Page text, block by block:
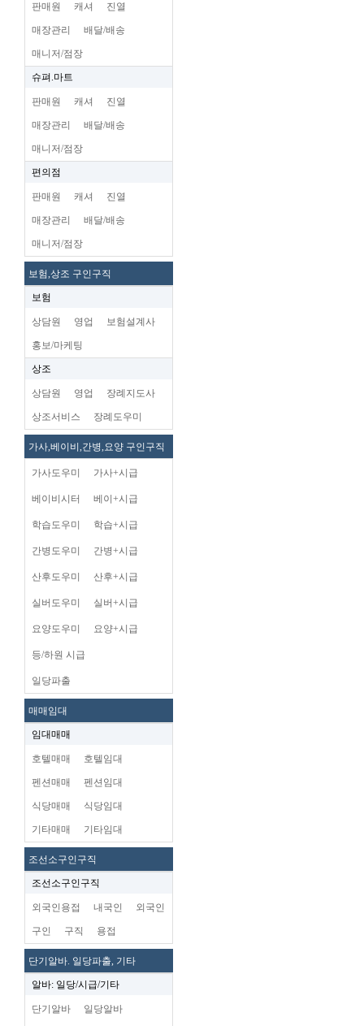
판매원 캐셔 진열
매장관리 배달/배송
매니저/점장
슈펴.마트
판매원 캐셔 진열
매장관리 배달/배송
매니저/점장
편의점
판매원 캐셔 진열
매장관리 배달/배송
매니저/점장
보험,상조 구인구직
보험
상담원 영업 보험설계사
홍보/마케팅
상조
상담원 영업 장례지도사
상조서비스 장례도우미
가사,베이비,간병,요양 구인구직
가사도우미 가사+시급
베이비시터 베이+시급
학습도우미 학습+시급
간병도우미 간병+시급
산후도우미 산후+시급
실버도우미 실버+시급
요양도우미 요양+시급
등/하원 시급
일당파출
매매임대
임대매매
호텔매매 호텔임대
펜션매매 펜션임대
식당매매 식당임대
기타매매 기타임대
조선소구인구직
조선소구인구직
외국인용접 내국인 외국인
구인 구직 용접
단기알바. 일당파출, 기타
알바: 일당/시급/기타
단기알바 일당알바